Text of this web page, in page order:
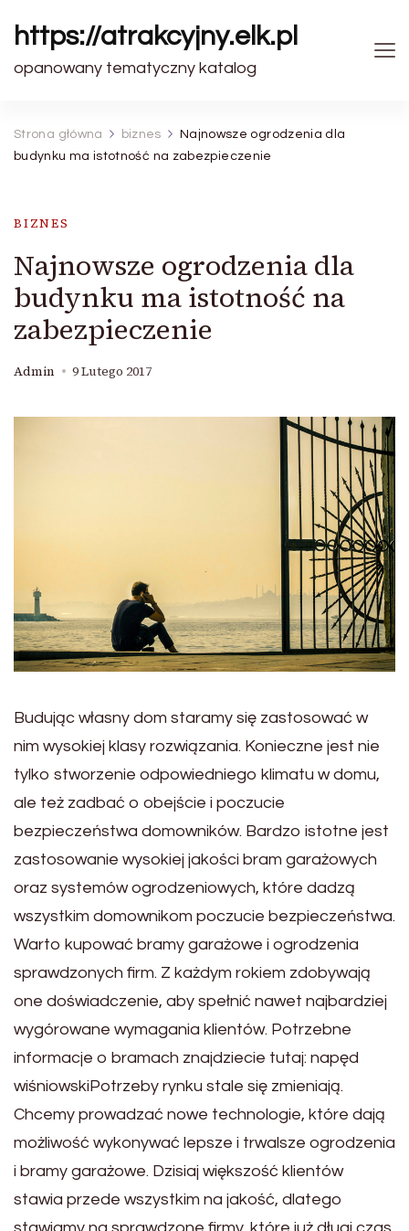
https://atrakcyjny.elk.pl
opanowany tematyczny katalog
Strona główna biznes
Najnowsze ogrodzenia dla
budynku ma istotność na zabezpieczenie
BIZNES
Najnowsze ogrodzenia dla
budynku ma istotność na
zabezpieczenie
Admin 9 Lutego 2017
Budując własny dom staramy się zastosować w
nim wysokiej klasy rozwiązania. Konieczne jest nie
tylko stworzenie odpowiedniego klimatu w domu,
ale też zadbać o obejście i poczucie
bezpieczeństwa domowników. Bardzo istotne jest
zastosowanie wysokiej jakości bram garażowych
oraz systemów ogrodzeniowych, które dadzą
wszystkim domownikom poczucie bezpieczeństwa.
Warto kupować bramy garażowe i ogrodzenia
sprawdzonych firm. Z każdym rokiem zdobywają
one doświadczenie, aby spełnić nawet najbardziej
wygórowane wymagania klientów. Potrzebne
informacje o bramach znajdziecie tutaj: napęd
wiśniowskiPotrzeby rynku stale się zmieniają.
Chcemy prowadzać nowe technologie, które dają
możliwość wykonywać lepsze i trwalsze ogrodzenia
i bramy garażowe. Dzisiaj większość klientów
stawia przede wszystkim na jakość, dlatego
stawiamy na sprawdzone firmy, które już długi czas